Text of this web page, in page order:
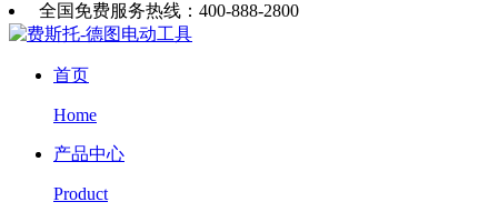
全国免费服务热线：400-888-2800
首页
Home
产品中心
Product